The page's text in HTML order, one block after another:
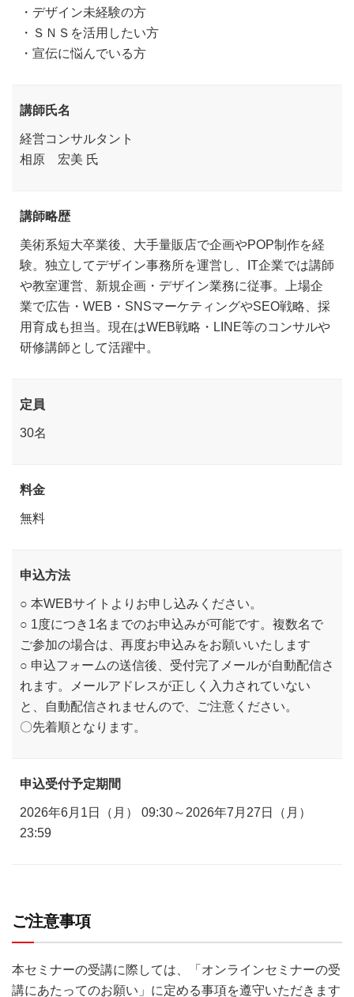
・デザイン未経験の方
・ＳＮＳを活用したい方
・宣伝に悩んでいる方
講師氏名
経営コンサルタント
相原 宏美 氏
講師略歴
美術系短大卒業後、大手量販店で企画やPOP制作を経
験。独立してデザイン事務所を運営し、IT企業では講師
や教室運営、新規企画・デザイン業務に従事。上場企
業で広告・WEB・SNSマーケティングやSEO戦略、採
用育成も担当。現在はWEB戦略・LINE等のコンサルや
研修講師として活躍中。
定員
30名
料金
無料
申込方法
○ 本WEBサイトよりお申し込みください。
○ 1度につき1名までのお申込みが可能です。複数名で
ご参加の場合は、再度お申込みをお願いいたします
○ 申込フォームの送信後、受付完了メールが自動配信さ
れます。メールアドレスが正しく入力されていない
と、自動配信されませんので、ご注意ください。
〇先着順となります。
申込受付予定期間
2026年6月1日（月） 09:30～2026年7月27日（月）
23:59
ご注意事項
本セミナーの受講に際しては、「オンラインセミナーの受
講にあたってのお願い」に定める事項を遵守いただきます